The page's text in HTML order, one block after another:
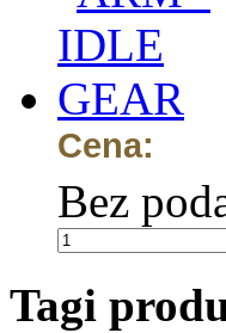
Cena:
Bez
Tagi